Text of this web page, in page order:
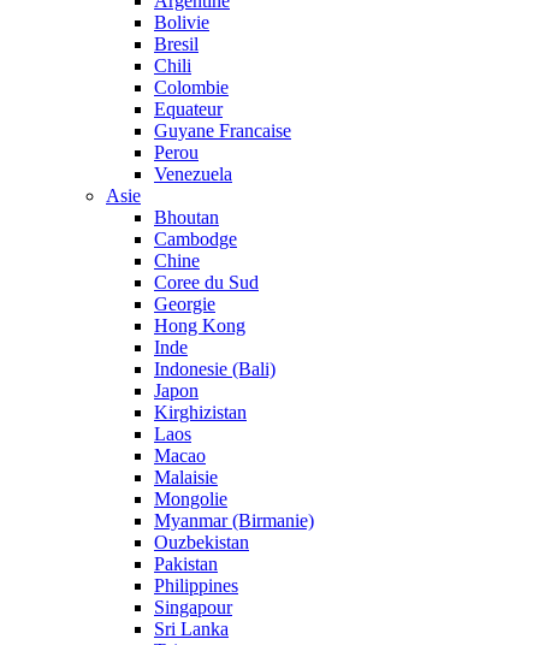
Bolivie
Bresil
Chili
Colombie
Equateur
Guyane Francaise
Perou
Venezuela
Asie
Bhoutan
Cambodge
Chine
Coree du Sud
Georgie
Hong Kong
Inde
Indonesie (Bali)
Japon
Kirghizistan
Laos
Macao
Malaisie
Mongolie
Myanmar (Birmanie)
Ouzbekistan
Pakistan
Philippines
Singapour
Sri Lanka